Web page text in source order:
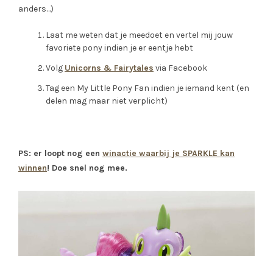
anders…)
Laat me weten dat je meedoet en vertel mij jouw
favoriete pony indien je er eentje hebt
Volg Unicorns & Fairytales via Facebook
Tag een My Little Pony Fan indien je iemand kent (en
delen mag maar niet verplicht)
PS: er loopt nog een winactie waarbij je SPARKLE kan
winnen! Doe snel nog mee.